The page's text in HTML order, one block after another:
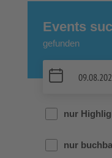
Events
gefunden
nur
nur